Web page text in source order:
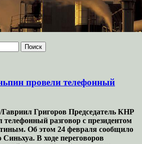
провели телефонный
Григоров Председатель КНР
разговор с президентом
Об этом 24 февраля сообщило
Синьхуа. В ходе переговоров